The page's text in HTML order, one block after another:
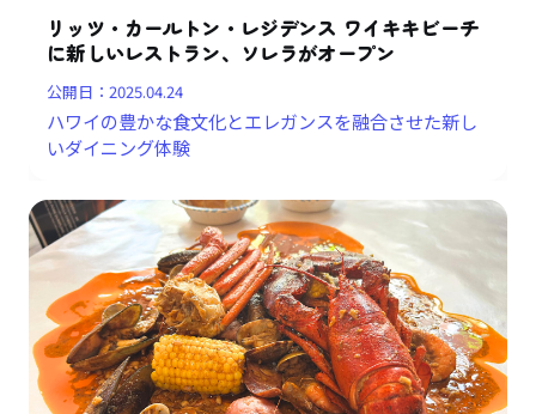
リッツ・カールトン・レジデンス ワイキキビーチ
に新しいレストラン、ソレラがオープン
公開日：2025.04.24
ハワイの豊かな食文化とエレガンスを融合させた新し
いダイニング体験